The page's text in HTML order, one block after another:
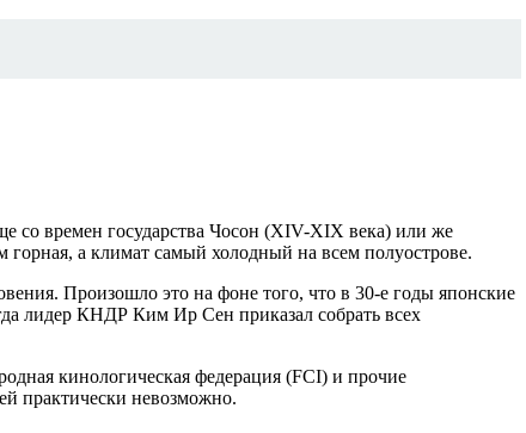
со времен государства Чосон (XIV-XIX века) или же
а климат самый холодный на всем полуострове.
Произошло это на фоне того, что в 30-е годы японские
лидер КНДР Ким Ир Сен приказал собрать всех
кинологическая федерация (FCI) и прочие
практически невозможно.